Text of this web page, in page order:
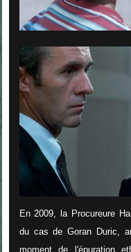
En 2009, la Procureure
du cas de Goran Duric,
moment de l'épuration